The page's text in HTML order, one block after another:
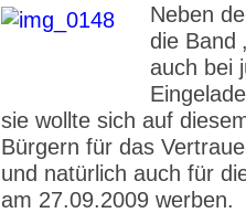
Neben
die Band
auch bei
sie wollte sich auf
Bürgern für das
und natürlich auch für
am 27.09.2009 werben.